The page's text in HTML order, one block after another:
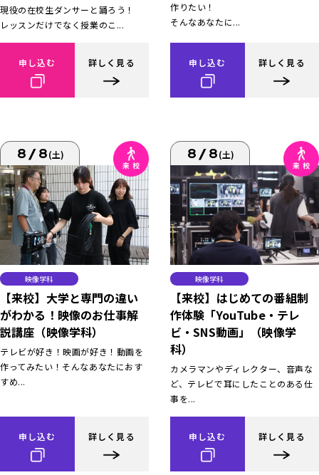
現役の在校生ダンサーと踊ろう！
レッスンだけでなく授業のこ...
申し込む 詳しく見る
作りたい！
そんなあなたに...
申し込む 詳しく見る
8/8(土)
映像学科
【来校】大学と専門の違い
がわかる！映像のお仕事解
説講座（映像学科）
テレビが好き！映画が好き！動画を
作ってみたい！そんなあなたにおす
すめ...
申し込む 詳しく見る
8/8(土)
映像学科
【来校】はじめての番組制
作体験「YouTube・テレ
ビ・SNS動画」（映像学
科）
カメラマンやディレクター、音声な
ど、テレビで耳にしたことのある仕
事を...
申し込む 詳しく見る